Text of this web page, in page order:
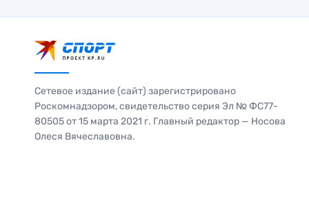
Сетевое издание (сайт) зарегистрировано
Роскомнадзором, свидетельство серия Эл № ФС77-
80505 от 15 марта 2021 г. Главный редактор — Носова
Олеся Вячеславовна.